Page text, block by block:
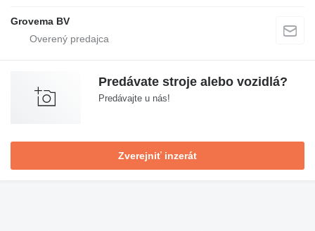
Grovema BV
Predávate stroje alebo vozidlá?
Predávajte u nás!
Zverejniť inzerát